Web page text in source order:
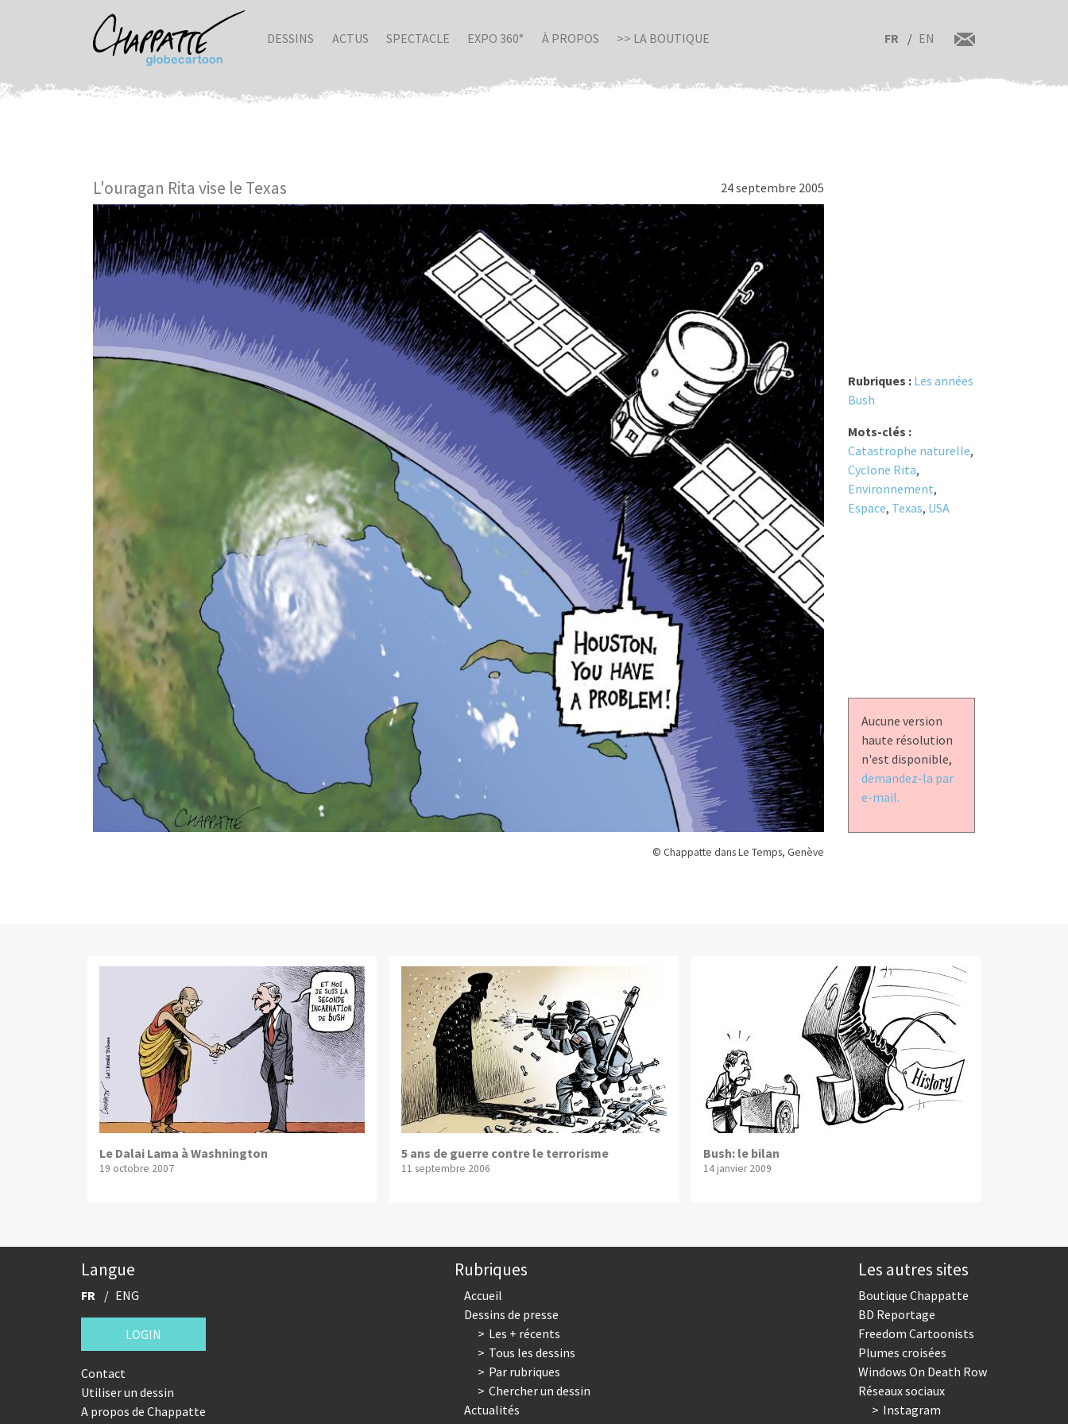
DESSINS ACTUS SPECTACLE EXPO 360° À PROPOS >> LA BOUTIQUE FR EN
L'ouragan Rita vise le Texas 24 septembre 2005
© Chappatte dans Le Temps, Genève
Rubriques : Les années
Bush
Mots-clés :
Catastrophe naturelle,
Cyclone Rita,
Environnement,
Espace, Texas, USA
Aucune version
haute résolution
n'est disponible,
demandez-la par
e-mail.
Le Dalai Lama à Washnington
19 octobre 2007
5 ans de guerre contre le terrorisme
11 septembre 2006
Bush: le bilan
14 janvier 2009
Langue
FR ENG
LOGIN
Contact
Utiliser un dessin
A propos de Chappatte
Rubriques
Accueil
Dessins de presse
Les + récents
Tous les dessins
Par rubriques
Chercher un dessin
Actualités
Les autres sites
Boutique Chappatte
BD Reportage
Freedom Cartoonists
Plumes croisées
Windows On Death Row
Réseaux sociaux
Instagram